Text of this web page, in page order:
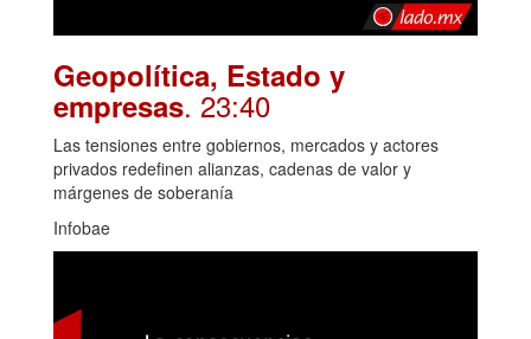
Geopolítica, Estado y
empresas. 23:40
Las tensiones entre gobiernos, mercados y actores
privados redefinen alianzas, cadenas de valor y
márgenes de soberanía
Infobae